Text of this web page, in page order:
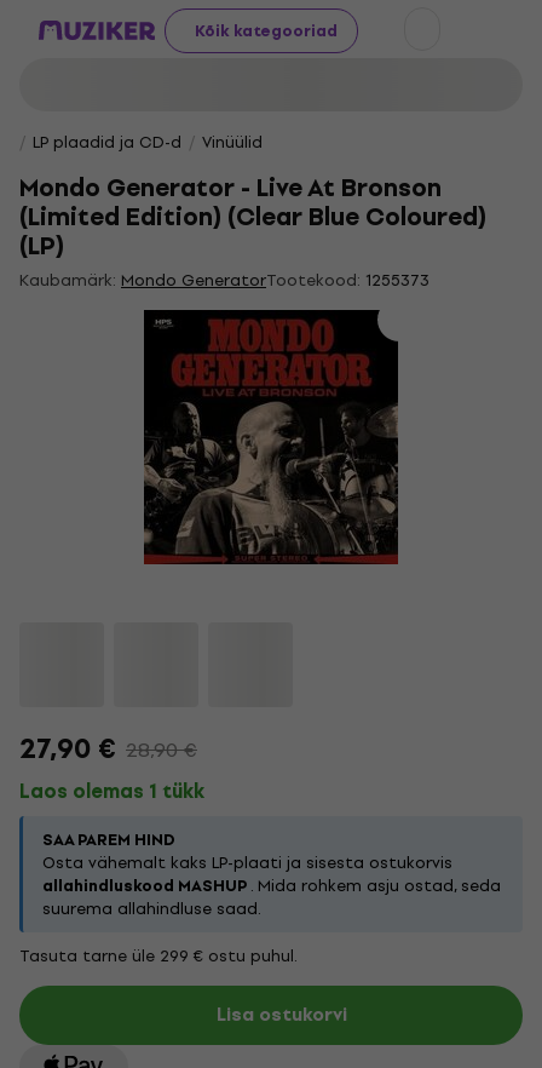
Kõik kategooriad
LP plaadid ja CD-d Vinüülid
Mondo Generator - Live At Bronson
(Limited Edition) (Clear Blue Coloured)
(LP)
Kaubamärk: Mondo GeneratorTootekood: 1255373
27,90 € 28,90 €
Laos olemas 1 tükk
SAA PAREM HIND
Osta vähemalt kaks LP-plaati ja sisesta ostukorvis
allahindluskood MASHUP. Mida rohkem asju ostad, seda
suurema allahindluse saad.
Tasuta tarne üle 299 € ostu puhul.
Lisa ostukorvi